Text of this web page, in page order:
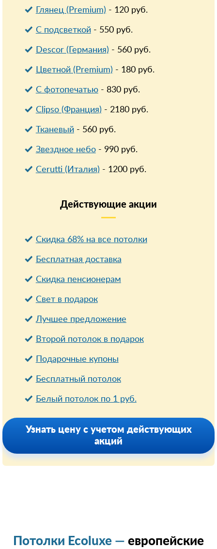
Глянец (Premium) - 120руб.
С подсветкой- 550руб.
Descor (Германия) - 560руб.
Цветной (Premium) - 180руб.
С фотопечатью- 830руб.
Clipso (Франция) - 2180руб.
Тканевый- 560руб.
Звездное небо- 990руб.
Cerutti (Италия) - 1200руб.
Действующие акции
Скидка 68% на все потолки
Бесплатная доставка
Cкидка пенсионерам
Свет в подарок
Лучшее предложение
Второй потолок в подарок
Подарочные купоны
Бесплатный потолок
Белый потолок по 1 руб.
Узнать цену с учетом действующих
акций
Потолки Ecoluxe — европейские